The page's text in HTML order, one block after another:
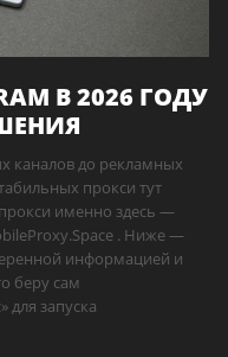
В 2026 ГОДУ
каналов до рекламных
прокси тут
именно здесь —
. Ниже —
информацией и
беру сам
запуска